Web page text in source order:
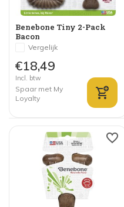
Benebone Tiny 2-Pack
Bacon
Vergelijk
€18,49
Incl. btw
Spaar met My
Loyalty